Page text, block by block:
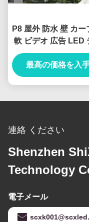
P8 屋外 防水 壁 カー
軟 ビデオ 広告 LED
スプレイ スクリー
最高の価格を入
連絡 ください
Shenzhen
Technology
電子メール